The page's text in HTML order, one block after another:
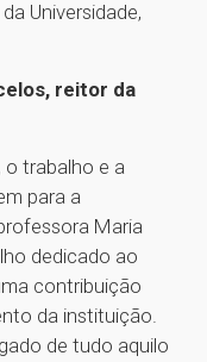
Universidade,
reitor da
o trabalho e a
para a
Maria
dedicado ao
contribuição
da instituição.
de tudo aquilo